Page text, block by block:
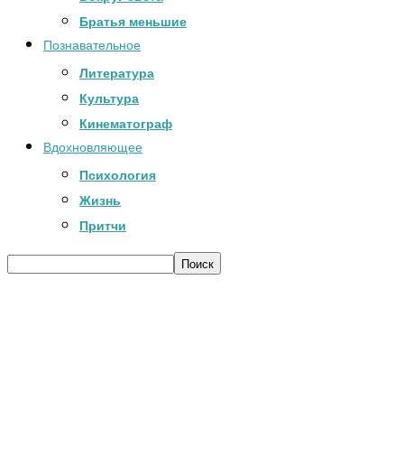
Братья меньшие
Познавательное
Литература
Культура
Кинематограф
Вдохновляющее
Психология
Жизнь
Притчи